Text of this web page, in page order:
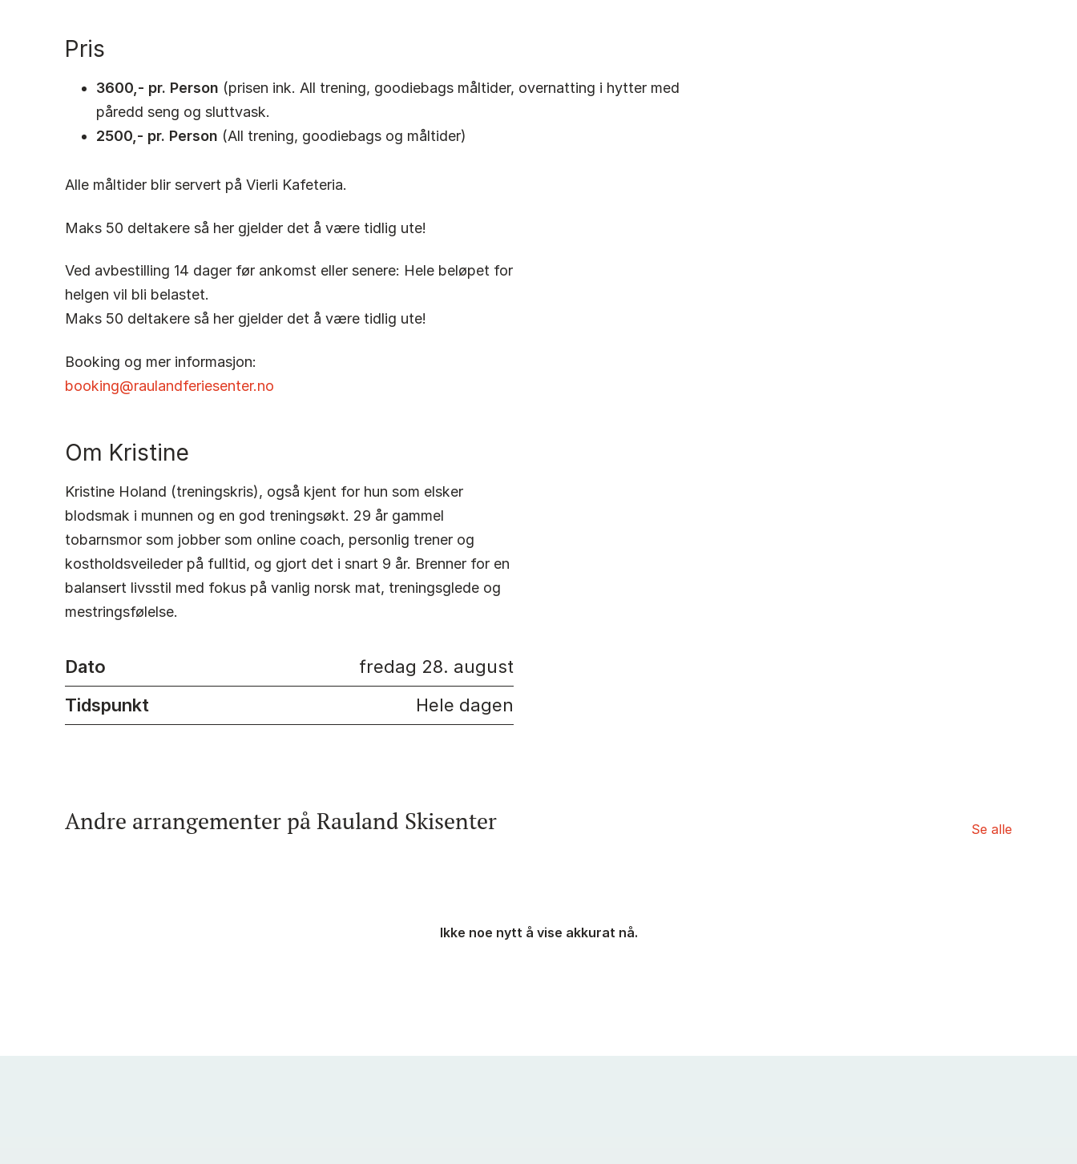
Pris
3600,- pr. Person (prisen ink. All trening, goodiebags måltider, overnatting i hytter med
påredd seng og sluttvask.
2500,- pr. Person (All trening, goodiebags og måltider)
Alle måltider blir servert på Vierli Kafeteria.
Maks 50 deltakere så her gjelder det å være tidlig ute!
Ved avbestilling 14 dager før ankomst eller senere: Hele beløpet for
helgen vil bli belastet.
Maks 50 deltakere så her gjelder det å være tidlig ute!
Booking og mer informasjon:
booking@raulandferiesenter.no
Om Kristine
Kristine Holand (treningskris), også kjent for hun som elsker
blodsmak i munnen og en god treningsøkt. 29 år gammel
tobarnsmor som jobber som online coach, personlig trener og
kostholdsveileder på fulltid, og gjort det i snart 9 år. Brenner for en
balansert livsstil med fokus på vanlig norsk mat, treningsglede og
mestringsfølelse.
Dato
fredag 28. august
Tidspunkt
Hele dagen
Andre arrangementer på Rauland Skisenter Se alle
Ikke noe nytt å vise akkurat nå.